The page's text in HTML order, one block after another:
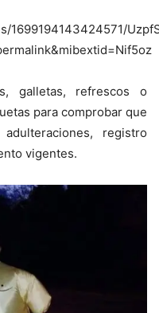
galletas, refrescos o
para comprobar que
registro
vigentes.